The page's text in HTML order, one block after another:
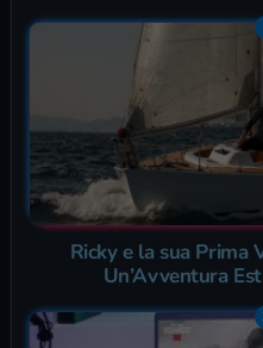
Ricky e la sua Prima
Un’Avventura